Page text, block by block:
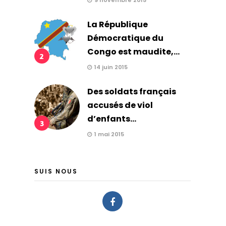
2
La République
Démocratique du
Congo est maudite,...
14 juin 2015
3
Des soldats français
accusés de viol
d’enfants...
1 mai 2015
SUIS NOUS